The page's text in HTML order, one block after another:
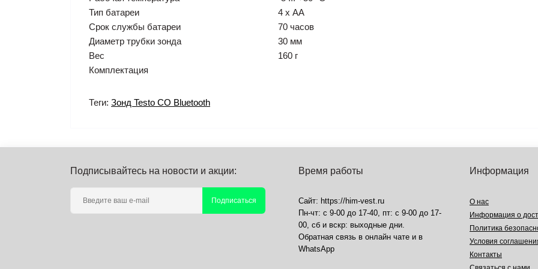
Тип батареи
4 х АА
Срок службы батареи
70 часов
Диаметр трубки зонда
30 мм
Вес
160 г
Комплектация
Теги: Зонд Testo CO Bluetooth
Подписывайтесь на новости и акции:
Подписаться
Время работы
Сайт: https://him-vest.ru
Пн-чт: с 9-00 до 17-40, пт: с 9-00 до 17-
00, сб и вскр: выходные дни.
Обратная связь в онлайн чате и в
WhatsApp
Информация
О нас
Информация о
Политика
Условия
Контакты